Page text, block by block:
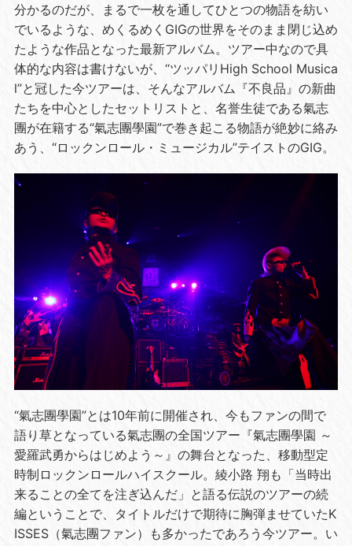
分かるのだが、まるで一枚を通してひとつの物語を紡い
でいるような、めくるめくGIGの世界をそのまま閉じ込め
たような作品となった最新アルバム。ツアー中なので具
体的な内容は書けないが、“ツッパリHigh School Musica
l”と冠した今ツアーは、そんなアルバム『不良品』の新曲
たちを中心としたセットリストと、名誉生徒である氣志
團が在籍する“氣志團學園”で巻き起こる物語が絶妙に絡み
あう、“ロックンロール・ミュージカル”テイストのGIG。
“氣志團學園”とは10年前に開催され、今もファンの間で
語り草となっている氣志團の全国ツアー『氣志團學園 ～
愛羅武勇からはじめよう～』の舞台となった、移動型定
時制ロックンロールハイスクール。綾小路 翔も「当時出
来ることの全てを注ぎ込んだ」と語る伝説のツアーの続
編ということで、タイトルだけで期待に胸弾ませていたK
ISSES（氣志團ファン）も多かったであろう今ツアー。い